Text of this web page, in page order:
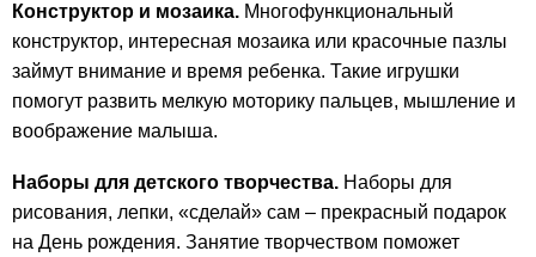
Конструктор и мозаика. Многофункциональный
конструктор, интересная мозаика или красочные пазлы
займут внимание и время ребенка. Такие игрушки
помогут развить мелкую моторику пальцев, мышление и
воображение малыша.
Наборы для детского творчества. Наборы для
рисования, лепки, «сделай» сам – прекрасный подарок
на День рождения. Занятие творчеством поможет